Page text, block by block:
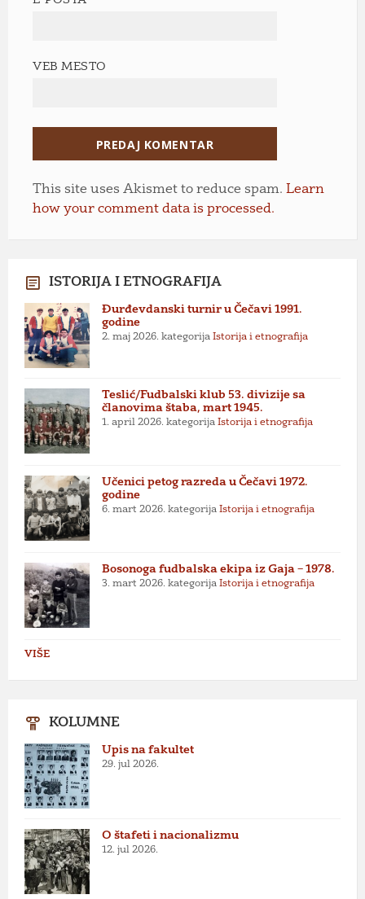
VEB MESTO
This site uses Akismet to reduce spam. Learn
how your comment data is processed.
ISTORIJA I ETNOGRAFIJA
Đurđevdanski turnir u Čečavi 1991.
godine
2. maj 2026. kategorija Istorija i etnografija
Teslić/Fudbalski klub 53. divizije sa
članovima štaba, mart 1945.
1. april 2026. kategorija Istorija i etnografija
Učenici petog razreda u Čečavi 1972.
godine
6. mart 2026. kategorija Istorija i etnografija
Bosonoga fudbalska ekipa iz Gaja – 1978.
3. mart 2026. kategorija Istorija i etnografija
VIŠE
KOLUMNE
Upis na fakultet
29. jul 2026.
O štafeti i nacionalizmu
12. jul 2026.